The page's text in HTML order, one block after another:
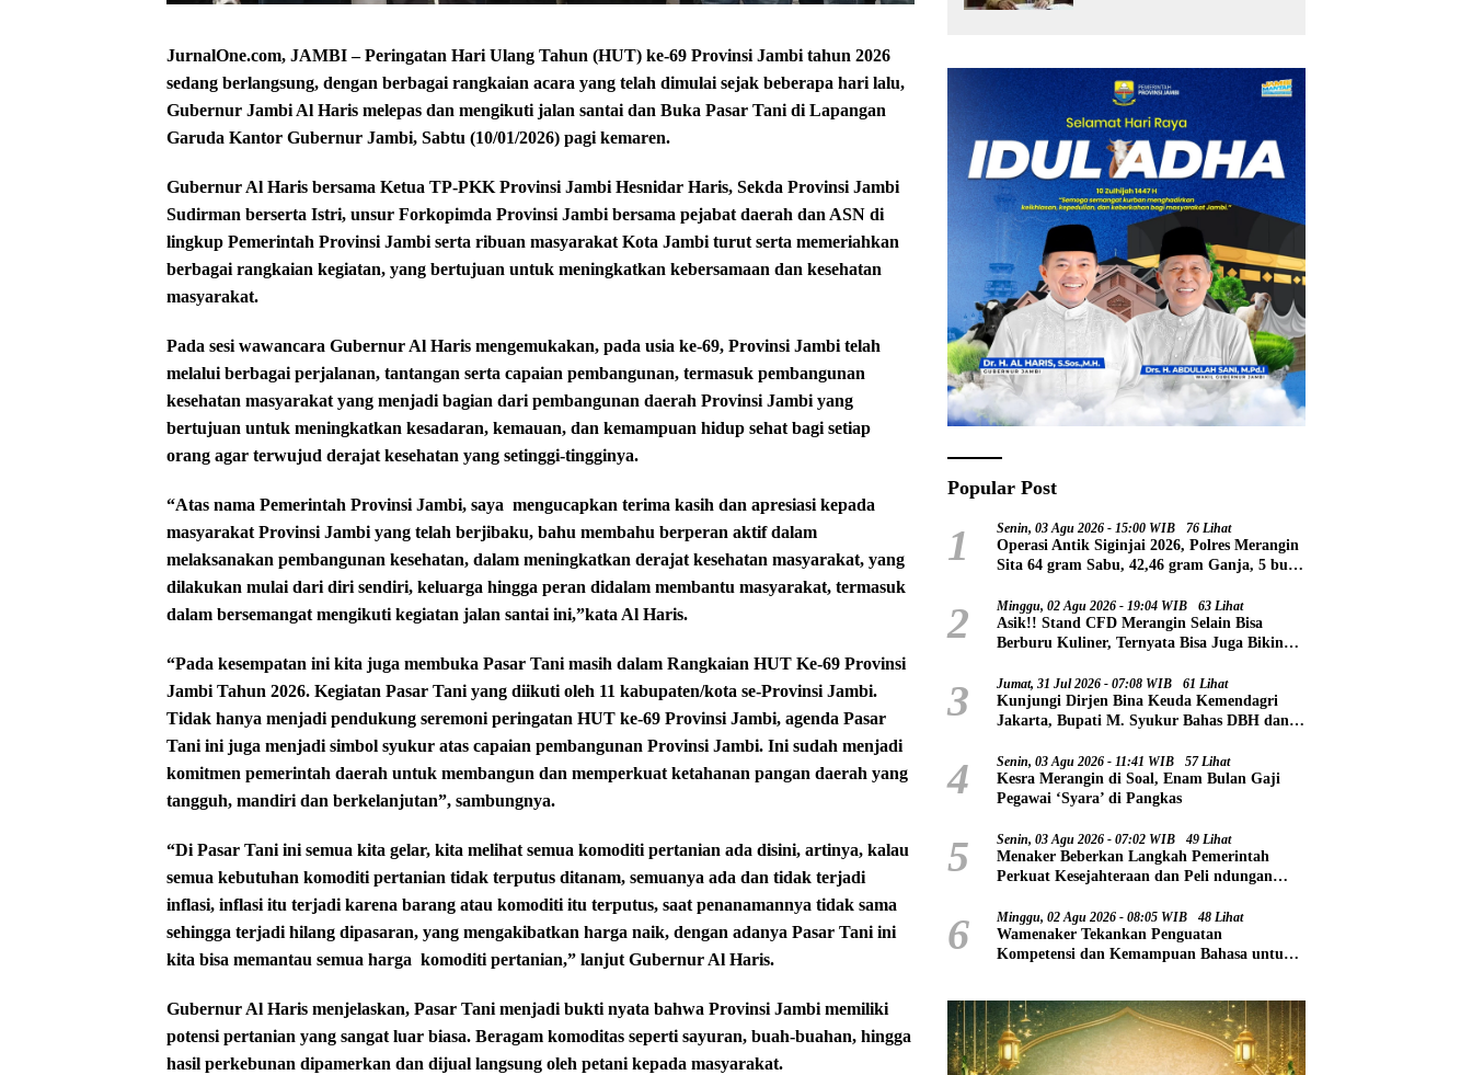
JurnalOne.com, JAMBI – Peringatan Hari Ulang Tahun (HUT) ke-69 Provinsi Jambi tahun 2026
sedang berlangsung, dengan berbagai rangkaian acara yang telah dimulai sejak beberapa hari lalu,
Gubernur Jambi Al Haris melepas dan mengikuti jalan santai dan Buka Pasar Tani di Lapangan
Garuda Kantor Gubernur Jambi, Sabtu (10/01/2026) pagi kemaren.
Gubernur Al Haris bersama Ketua TP-PKK Provinsi Jambi Hesnidar Haris, Sekda Provinsi Jambi
Sudirman berserta Istri, unsur Forkopimda Provinsi Jambi bersama pejabat daerah dan ASN di
lingkup Pemerintah Provinsi Jambi serta ribuan masyarakat Kota Jambi turut serta memeriahkan
berbagai rangkaian kegiatan, yang bertujuan untuk meningkatkan kebersamaan dan kesehatan
masyarakat.
Pada sesi wawancara Gubernur Al Haris mengemukakan, pada usia ke-69, Provinsi Jambi telah
melalui berbagai perjalanan, tantangan serta capaian pembangunan, termasuk pembangunan
kesehatan masyarakat yang menjadi bagian dari pembangunan daerah Provinsi Jambi yang
bertujuan untuk meningkatkan kesadaran, kemauan, dan kemampuan hidup sehat bagi setiap
orang agar terwujud derajat kesehatan yang setinggi-tingginya.
“Atas nama Pemerintah Provinsi Jambi, saya mengucapkan terima kasih dan apresiasi kepada
masyarakat Provinsi Jambi yang telah berjibaku, bahu membahu berperan aktif dalam
melaksanakan pembangunan kesehatan, dalam meningkatkan derajat kesehatan masyarakat, yang
dilakukan mulai dari diri sendiri, keluarga hingga peran didalam membantu masyarakat, termasuk
dalam bersemangat mengikuti kegiatan jalan santai ini,”kata Al Haris.
“Pada kesempatan ini kita juga membuka Pasar Tani masih dalam Rangkaian HUT Ke-69 Provinsi
Jambi Tahun 2026. Kegiatan Pasar Tani yang diikuti oleh 11 kabupaten/kota se-Provinsi Jambi.
Tidak hanya menjadi pendukung seremoni peringatan HUT ke-69 Provinsi Jambi, agenda Pasar
Tani ini juga menjadi simbol syukur atas capaian pembangunan Provinsi Jambi. Ini sudah menjadi
komitmen pemerintah daerah untuk membangun dan memperkuat ketahanan pangan daerah yang
tangguh, mandiri dan berkelanjutan”, sambungnya.
“Di Pasar Tani ini semua kita gelar, kita melihat semua komoditi pertanian ada disini, artinya, kalau
semua kebutuhan komoditi pertanian tidak terputus ditanam, semuanya ada dan tidak terjadi
inflasi, inflasi itu terjadi karena barang atau komoditi itu terputus, saat penanamannya tidak sama
sehingga terjadi hilang dipasaran, yang mengakibatkan harga naik, dengan adanya Pasar Tani ini
kita bisa memantau semua harga komoditi pertanian,” lanjut Gubernur Al Haris.
Gubernur Al Haris menjelaskan, Pasar Tani menjadi bukti nyata bahwa Provinsi Jambi memiliki
potensi pertanian yang sangat luar biasa. Beragam komoditas seperti sayuran, buah-buahan, hingga
hasil perkebunan dipamerkan dan dijual langsung oleh petani kepada masyarakat.
Popular Post
1 Senin, 03 Agu 2026 - 15:00 WIB 76 Lihat
Operasi Antik Siginjai 2026, Polres Merangin
Sita 64 gram Sabu, 42,46 gram Ganja, 5 butir
2 Minggu, 02 Agu 2026 - 19:04 WIB 63 Lihat
Asik!! Stand CFD Merangin Selain Bisa
Berburu Kuliner, Ternyata Bisa Juga Bikin
3 Jumat, 31 Jul 2026 - 07:08 WIB 61 Lihat
Kunjungi Dirjen Bina Keuda Kemendagri
Jakarta, Bupati M. Syukur Bahas DBH dan
4 Senin, 03 Agu 2026 - 11:41 WIB 57 Lihat
Kesra Merangin di Soal, Enam Bulan Gaji
Pegawai ‘Syara’ di Pangkas
5 Senin, 03 Agu 2026 - 07:02 WIB 49 Lihat
Menaker Beberkan Langkah Pemerintah
Perkuat Kesejahteraan dan Peli ndungan
6 Minggu, 02 Agu 2026 - 08:05 WIB 48 Lihat
Wamenaker Tekankan Penguatan
Kompetensi dan Kemampuan Bahasa untuk